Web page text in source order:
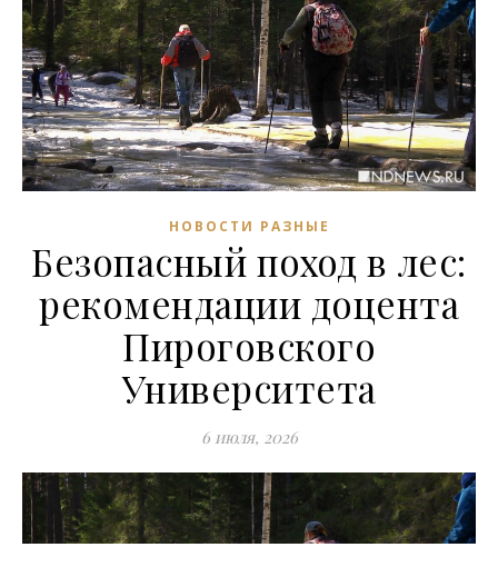
НОВОСТИ РАЗНЫЕ
Безопасный поход в лес:
рекомендации доцента
Пироговского
Университета
6 июля, 2026